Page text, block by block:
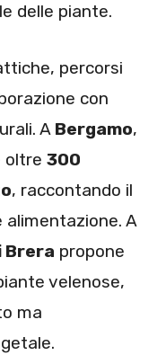
delle piante.
percorsi
con
A Bergamo,
oltre 300
, raccontando il
A
Brera propone
velenose,
ma